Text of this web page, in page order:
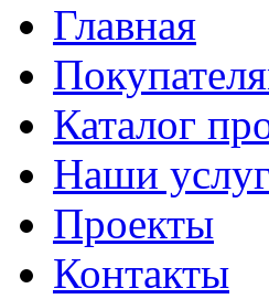
Главная
Каталог
Наши
Проекты
Контакты